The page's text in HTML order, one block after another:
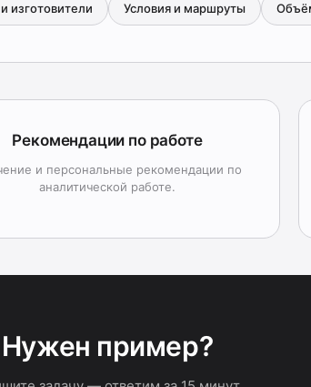
изготовители Условия и маршруты
Рекомендации по работе
и персональные рекомендации по
аналитической работе.
Нужен пример?